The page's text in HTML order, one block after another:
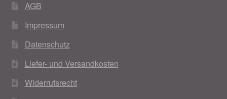
Weihnachtsangebote 2020
Weihnachtsangebote 2021
Widerrufsrecht
AGB
Impressum
Datenschutz
Liefer- und Versandkosten
Widerrufsrecht